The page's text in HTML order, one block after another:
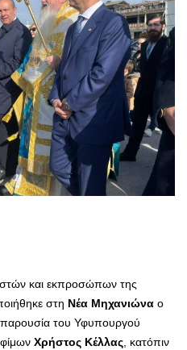
και εκπροσώπων της
στη Νέα Μηχανιώνα ο
, παρουσία του Υφυπουργού
Χρήστος Κέλλας , κατόπιν